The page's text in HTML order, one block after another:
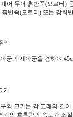
어 두어 흙반죽(모르터)
흙반죽(모르터) 또는 강회
막
궁과 재아궁을 겸하여
기
의 크기는 각 고래의 길
기의 흐름량과 속도가 조